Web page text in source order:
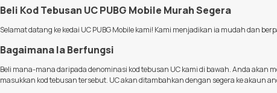
Beli Kod Tebusan UC PUBG Mobile Murah Segera
Selamat datang ke kedai UC PUBG Mobile kami! Kami menjadikan ia mudah dan
Bagaimana Ia Berfungsi
Beli mana-mana daripada denominasi kod tebusan UC kami di bawah. Anda akan
masukkan kod tebusan tersebut. UC akan ditambahkan dengan segera ke akaun